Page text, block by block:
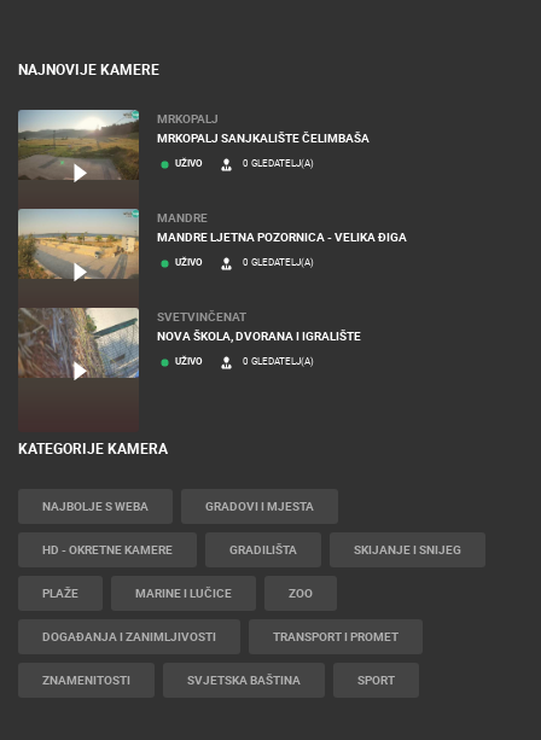
NAJNOVIJE KAMERE
MRKOPALJ
MRKOPALJ SANJKALIŠTE ČELIMBAŠA
UŽIVO 0 GLEDATELJ(A)
MANDRE
MANDRE LJETNA POZORNICA - VELIKA ĐIGA
UŽIVO 0 GLEDATELJ(A)
SVETVINČENAT
NOVA ŠKOLA, DVORANA I IGRALIŠTE
UŽIVO 0 GLEDATELJ(A)
KATEGORIJE KAMERA
NAJBOLJE S WEBA GRADOVI I MJESTA
HD - OKRETNE KAMERE GRADILIŠTA SKIJANJE I SNIJEG
PLAŽE MARINE I LUČICE ZOO
DOGAĐANJA I ZANIMLJIVOSTI TRANSPORT I PROMET
ZNAMENITOSTI SVJETSKA BAŠTINA SPORT